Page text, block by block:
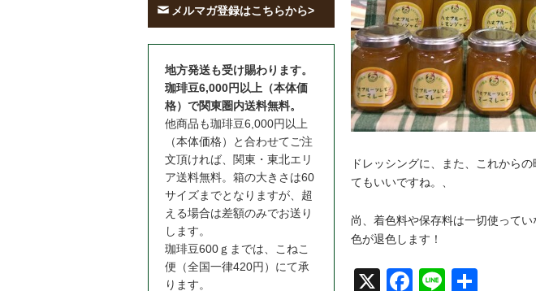
ドレッシングに、また、これから
てもいいですね。、
尚、着色料や保存料は一切使って
色が退色します！
Face
Line
メルマガ登録はこちらから>
地方発送も受け賜わります。
珈琲豆6,000円以上（本体価
格）で関東圏内送料無料。
他商品も珈琲豆6,000円以上
（本体価格）と合わせてご注
文頂ければ、関東・東北エリ
ア送料無料。箱の大きさは60
サイズまでとなりますが、超
える場合は差額のみでお送り
します。
珈琲豆600ｇまでは、こねこ
便（全国一律420円）にて承
ります。